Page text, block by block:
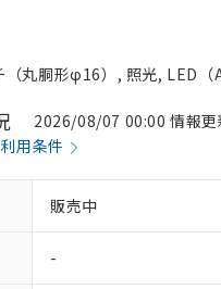
（丸胴形φ16）, 照光, LED
2026/08/07 00:00 情報更
用条件
販売中
-